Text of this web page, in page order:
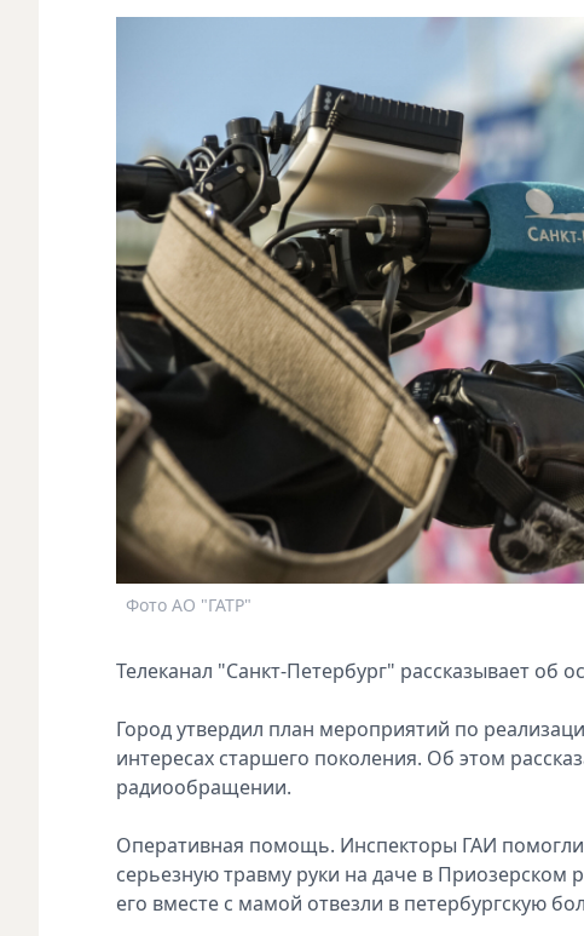
Фото АО "ГАТР"
Телеканал "Санкт-Петербург" рассказывает об
Город утвердил план мероприятий по
интересах старшего поколения. Об этом
радиообращении.
Оперативная помощь. Инспекторы ГАИ
серьезную травму руки на даче в
его вместе с мамой отвезли в петербургскую